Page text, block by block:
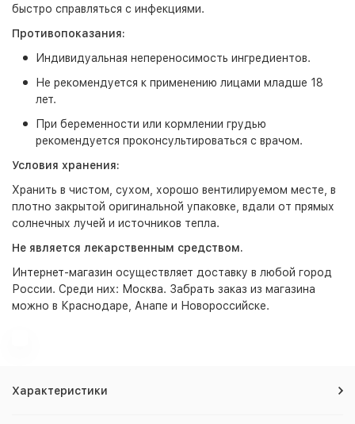
быстро справляться с инфекциями.
Противопоказания:
Индивидуальная непереносимость ингредиентов.
Не рекомендуется к применению лицами младше 18
лет.
При беременности или кормлении грудью
рекомендуется проконсультироваться с врачом.
Условия хранения:
Хранить в чистом, сухом, хорошо вентилируемом месте, в
плотно закрытой оригинальной упаковке, вдали от прямых
солнечных лучей и источников тепла.
Не является лекарственным средством.
Интернет-магазин осуществляет доставку в любой город
России. Среди них: Москва. Забрать заказ из магазина
можно в Краснодаре, Анапе и Новороссийске.
Характеристики